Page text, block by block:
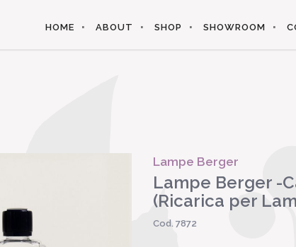
HOME ABOUT SHOP SHOWROOM
Lampe Berger
Lampe Berger -
(Ricarica per
Cod. 7872